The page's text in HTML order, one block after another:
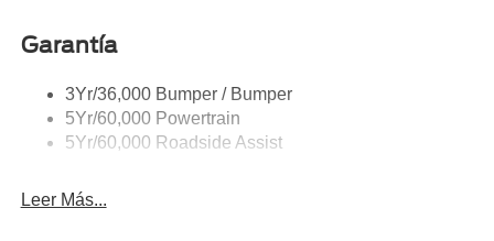
Body-Colored Front Bumper w/Black Bumper Insert
Body-Colored Rear Bumper w/Black Rub Strip/Fascia
Accent
Deep Tinted Glass
Front Fog Lamps
Garantía
3Yr/36,000 Bumper / Bumper
5Yr/60,000 Powertrain
5Yr/60,000 Roadside Assist
Leer Más...